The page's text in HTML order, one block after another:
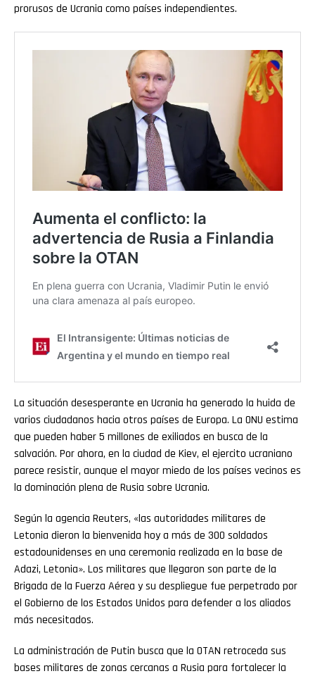
prorusos de Ucrania como países independientes.
La situación desesperante en Ucrania ha generado la huida de
varios ciudadanos hacia otros países de Europa. La ONU estima
que pueden haber 5 millones de exiliados en busca de la
salvación. Por ahora, en la ciudad de Kiev, el ejercito ucraniano
parece resistir, aunque el mayor miedo de los países vecinos es
la dominación plena de Rusia sobre Ucrania.
Según la agencia Reuters, «las autoridades militares de
Letonia dieron la bienvenida hoy a más de 300 soldados
estadounidenses en una ceremonia realizada en la base de
Adazi, Letonia». Los militares que llegaron son parte de la
Brigada de la Fuerza Aérea y su despliegue fue perpetrado por
el Gobierno de los Estados Unidos para defender a los aliados
más necesitados.
La administración de Putin busca que la OTAN retroceda sus
bases militares de zonas cercanas a Rusia para fortalecer la